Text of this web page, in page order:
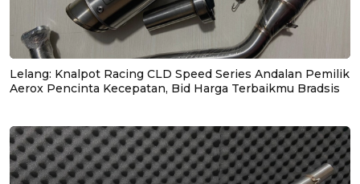
Lelang: Knalpot Racing CLD Speed Series Andalan Pemilik
Aerox Pencinta Kecepatan, Bid Harga Terbaikmu Bradsis